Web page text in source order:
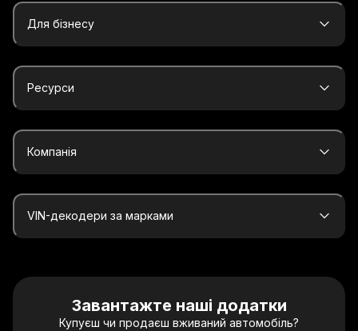
Для бізнесу
Ресурси
Компанія
VIN-декодери за марками
Завантажте наші додатки
Купуєш чи продаєш вживаний автомобіль?